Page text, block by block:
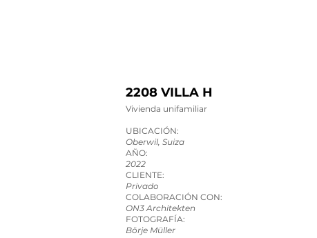
2208 VILLA H
Vivienda unifamiliar
UBICACIÓN:
Oberwil, Suiza
AÑO:
2022
CLIENTE:
Privado
COLABORACIÓN CON:
ON3 Architekten
FOTOGRAFÍA:
Börje Müller​